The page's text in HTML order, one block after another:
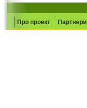
Про проект Партнери